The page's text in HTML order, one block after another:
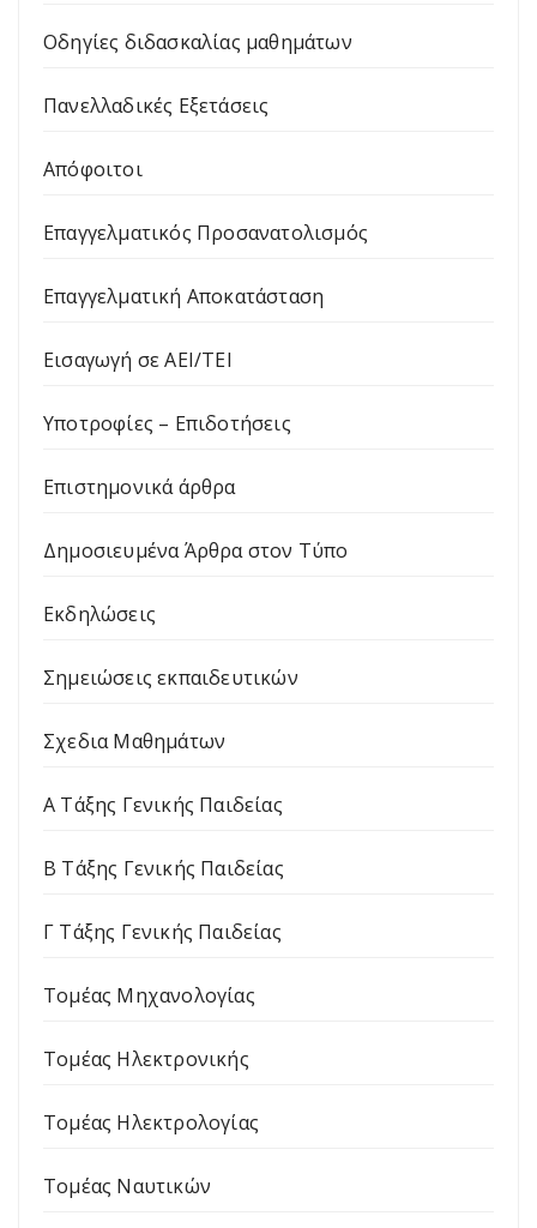
Οδηγίες διδασκαλίας μαθημάτων
Πανελλαδικές Εξετάσεις
Απόφοιτοι
Επαγγελματικός Προσανατολισμός
Επαγγελματική Αποκατάσταση
Εισαγωγή σε ΑΕΙ/ΤΕΙ
Υποτροφίες – Επιδοτήσεις
Επιστημονικά άρθρα
Δημοσιευμένα Άρθρα στον Τύπο
Εκδηλώσεις
Σημειώσεις εκπαιδευτικών
Σχεδια Μαθημάτων
Α Τάξης Γενικής Παιδείας
Β Τάξης Γενικής Παιδείας
Γ Τάξης Γενικής Παιδείας
Τομέας Μηχανολογίας
Τομέας Ηλεκτρονικής
Τομέας Ηλεκτρολογίας
Τομέας Ναυτικών